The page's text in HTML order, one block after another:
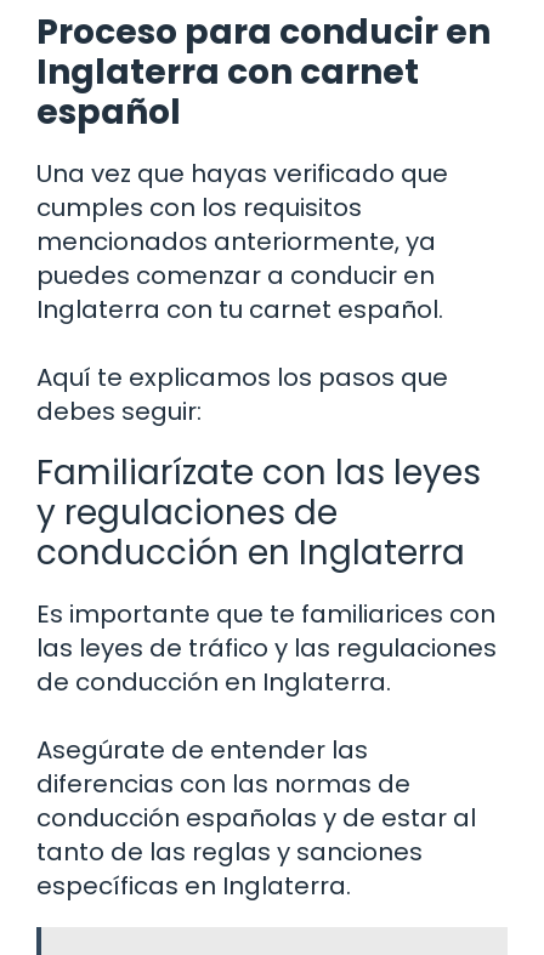
Proceso para conducir en
Inglaterra con carnet
español
Una vez que hayas verificado que
cumples con los requisitos
mencionados anteriormente, ya
puedes comenzar a conducir en
Inglaterra con tu carnet español.
Aquí te explicamos los pasos que
debes seguir:
Familiarízate con las leyes
y regulaciones de
conducción en Inglaterra
Es importante que te familiarices con
las leyes de tráfico y las regulaciones
de conducción en Inglaterra.
Asegúrate de entender las
diferencias con las normas de
conducción españolas y de estar al
tanto de las reglas y sanciones
específicas en Inglaterra.